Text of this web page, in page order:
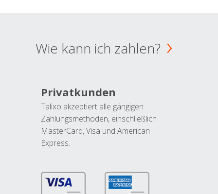
Wie kann ich zahlen?
Privatkunden
Talixo akzeptiert alle gängigen
Zahlungsmethoden, einschließlich
MasterCard, Visa und American
Express.